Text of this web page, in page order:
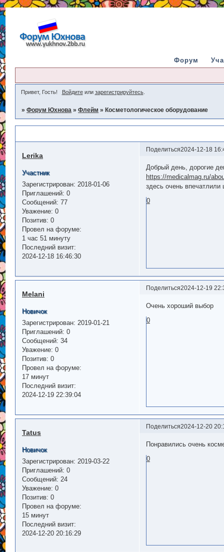
Форум
Привет, Гость! Войдитеили зарегистрируйтесь.
»Форум Юхнова »Флейм » Косметологическое оборудование
Поделиться2024-12-18
Lerika
Участник
Зарегистрирован: 2018-01-06
Приглашений: 0
Сообщений: 77
Уважение: 0
Позитив: 0
Провел на форуме:
1 час 51 минуту
Последний визит:
2024-12-18 16:46:30
Добрый день, дорогие
https://medicalmag.ru/
здесь очень
0
Поделиться2024-12-19
Melani
Новичок
Зарегистрирован: 2019-01-21
Приглашений: 0
Сообщений: 34
Уважение: 0
Позитив: 0
Провел на форуме:
17 минут
Последний визит:
2024-12-19 22:39:04
Очень хороший выбор
0
Поделиться2024-12-20
Tatus
Новичок
Зарегистрирован: 2019-03-22
Приглашений: 0
Сообщений: 24
Уважение: 0
Позитив: 0
Провел на форуме:
15 минут
Последний визит:
2024-12-20 20:16:29
Понравились очень
0